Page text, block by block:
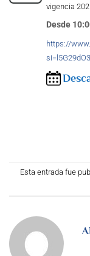
vigencia
Desde
https://
Esta entrada fue